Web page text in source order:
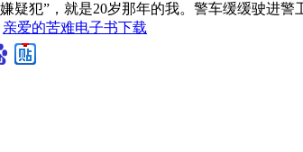
疑犯”，就是20岁那年的我。警车缓缓驶进
亲爱的苦难电子书下载